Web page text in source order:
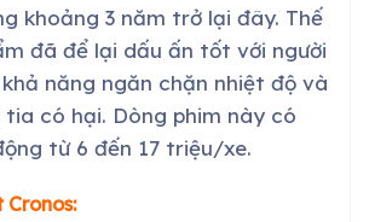
khoảng 3 năm trở lại đây. Thế
đã để lại dấu ấn tốt với người
năng ngăn chặn nhiệt độ và
có hại. Dòng phim này có
từ 6 đến 17 triệu/xe.
Cronos: